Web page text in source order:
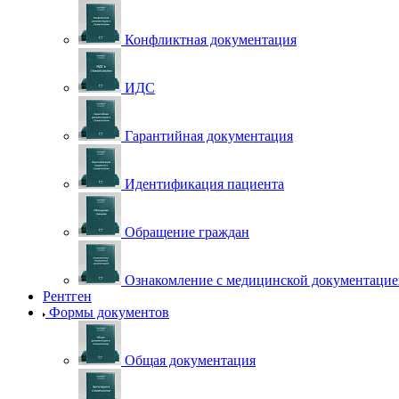
Конфликтная документация
ИДС
Гарантийная документация
Идентификация пациента
Обращение граждан
Ознакомление с медицинской
Рентген
Формы документов
Общая документация